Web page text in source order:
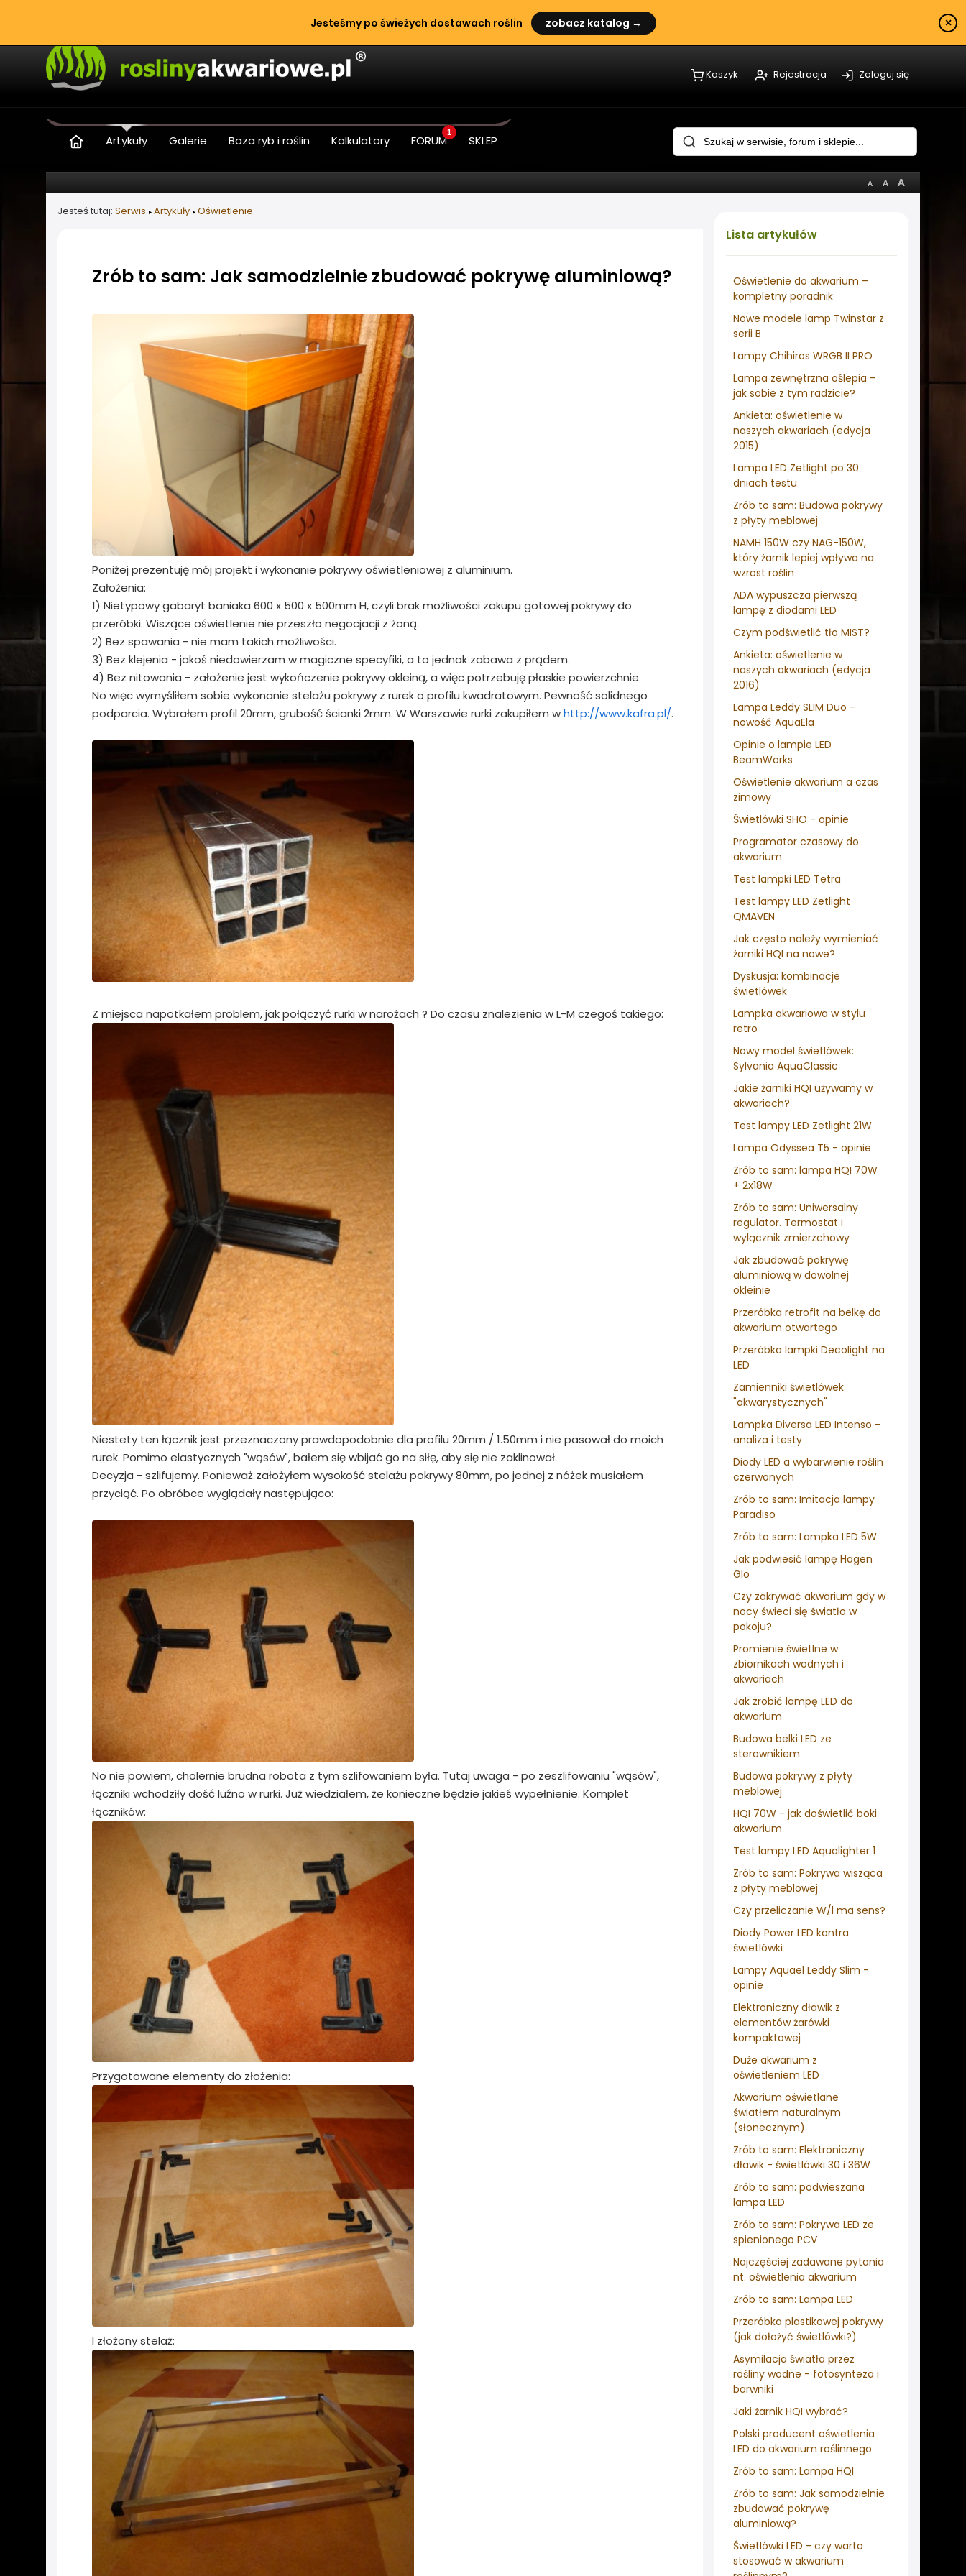
Jesteśmy po świeżych dostawach roślin zobacz katalog → ×
Koszyk Rejestracja Zaloguj się
Artykuły Galerie Baza ryb i roślin Kalkulatory FORUM
1
SKLEP
Lista artykułów
Oświetlenie do akwarium –
kompletny poradnik
Nowe modele lamp Twinstar z
serii B
Lampy Chihiros WRGB II PRO
Lampa zewnętrzna oślepia -
jak sobie z tym radzicie?
Ankieta: oświetlenie w
naszych akwariach (edycja
2015)
Lampa LED Zetlight po 30
dniach testu
Zrób to sam: Budowa pokrywy
z płyty meblowej
NAMH 150W czy NAG-150W,
który żarnik lepiej wpływa na
wzrost roślin
ADA wypuszcza pierwszą
lampę z diodami LED
Czym podświetlić tło MIST?
Ankieta: oświetlenie w
naszych akwariach (edycja
2016)
Lampa Leddy SLIM Duo -
nowość AquaEla
Opinie o lampie LED
BeamWorks
Oświetlenie akwarium a czas
zimowy
Świetlówki SHO - opinie
Programator czasowy do
akwarium
Test lampki LED Tetra
Test lampy LED Zetlight
QMAVEN
Jak często należy wymieniać
żarniki HQI na nowe?
Dyskusja: kombinacje
świetlówek
Lampka akwariowa w stylu
retro
Nowy model świetlówek:
Sylvania AquaClassic
Jakie żarniki HQI używamy w
akwariach?
Test lampy LED Zetlight 21W
Lampa Odyssea T5 - opinie
Zrób to sam: lampa HQI 70W
+ 2x18W
Zrób to sam: Uniwersalny
regulator. Termostat i
wylącznik zmierzchowy
Jak zbudować pokrywę
aluminiową w dowolnej
okleinie
Przeróbka retrofit na belkę do
akwarium otwartego
Przeróbka lampki Decolight na
LED
Zamienniki świetlówek
"akwarystycznych"
Lampka Diversa LED Intenso -
analiza i testy
Diody LED a wybarwienie roślin
czerwonych
Zrób to sam: Imitacja lampy
Paradiso
Zrób to sam: Lampka LED 5W
Jak podwiesić lampę Hagen
Glo
Czy zakrywać akwarium gdy w
nocy świeci się światło w
pokoju?
Promienie świetlne w
zbiornikach wodnych i
akwariach
Jak zrobić lampę LED do
akwarium
Budowa belki LED ze
sterownikiem
Budowa pokrywy z płyty
meblowej
HQI 70W - jak doświetlić boki
akwarium
Test lampy LED Aqualighter 1
Zrób to sam: Pokrywa wisząca
z płyty meblowej
Czy przeliczanie W/l ma sens?
Diody Power LED kontra
świetlówki
Lampy Aquael Leddy Slim -
opinie
Elektroniczny dławik z
elementów żarówki
kompaktowej
Duże akwarium z
oświetleniem LED
Akwarium oświetlane
światłem naturalnym
(słonecznym)
Zrób to sam: Elektroniczny
dławik - świetlówki 30 i 36W
Zrób to sam: podwieszana
lampa LED
Zrób to sam: Pokrywa LED ze
spienionego PCV
Najczęściej zadawane pytania
nt. oświetlenia akwarium
Zrób to sam: Lampa LED
Przeróbka plastikowej pokrywy
(jak dołożyć świetlówki?)
Asymilacja światła przez
rośliny wodne - fotosynteza i
barwniki
Jaki żarnik HQI wybrać?
Polski producent oświetlenia
LED do akwarium roślinnego
Zrób to sam: Lampa HQI
Zrób to sam: Jak samodzielnie
zbudować pokrywę
aluminiową?
Świetlówki LED - czy warto
stosować w akwarium
Jesteś tutaj: Serwis Artykuły Oświetlenie
Zrób to sam: Jak samodzielnie zbudować pokrywę aluminiową?
Poniżej prezentuję mój projekt i wykonanie pokrywy oświetleniowej z aluminium.
Założenia:
1) Nietypowy gabaryt baniaka 600 x 500 x 500mm H, czyli brak możliwości zakupu gotowej pokrywy do
przeróbki. Wiszące oświetlenie nie przeszło negocjacji z żoną.
2) Bez spawania - nie mam takich możliwości.
3) Bez klejenia - jakoś niedowierzam w magiczne specyfiki, a to jednak zabawa z prądem.
4) Bez nitowania - założenie jest wykończenie pokrywy okleiną, a więc potrzebuję płaskie powierzchnie.
No więc wymyśliłem sobie wykonanie stelażu pokrywy z rurek o profilu kwadratowym. Pewność solidnego
podparcia. Wybrałem profil 20mm, grubość ścianki 2mm. W Warszawie rurki zakupiłem whttp://www.kafra.pl/.
Z miejsca napotkałem problem, jak połączyć rurki w narożach ? Do czasu znalezienia w L-M czegoś takiego:
Niestety ten łącznik jest przeznaczony prawdopodobnie dla profilu 20mm / 1.50mm i nie pasował do moich
rurek. Pomimo elastycznych "wąsów", bałem się wbijać go na siłę, aby się nie zaklinował.
Decyzja - szlifujemy. Ponieważ założyłem wysokość stelażu pokrywy 80mm, po jednej z nóżek musiałem
przyciąć. Po obróbce wyglądały następująco:
No nie powiem, cholernie brudna robota z tym szlifowaniem była. Tutaj uwaga - po zeszlifowaniu "wąsów",
łączniki wchodziły dość luźno w rurki. Już wiedziałem, że konieczne będzie jakieś wypełnienie. Komplet
łączników:
Przygotowane elementy do złożenia:
I złożony stelaż: